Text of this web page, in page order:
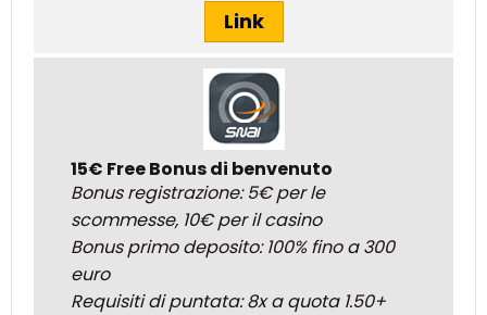
Link
15€ Free Bonus di benvenuto
Bonus registrazione: 5€ per le
scommesse, 10€ per il casino
Bonus primo deposito: 100% fino a 300
euro
Requisiti di puntata: 8x a quota 1.50+